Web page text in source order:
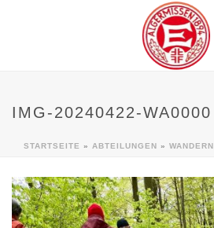
IMG-20240422-WA0000
STARTSEITE » ABTEILUNGEN » WANDERN